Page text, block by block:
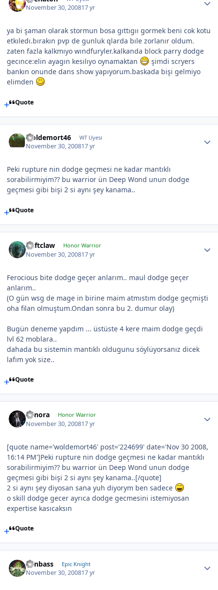
November 30, 200817 yr
ya bi şaman olarak stormun bosa gıttıgıı gormek beni cok kotu
etkıledı.bırakın pvp de gunluk qlarda bıle zorlanır oldum.
zaten fazla kalkmıyo wındfuryler.kalkanda block parry dodge
gecınce:elin ayagın kesılıyo oynamaktan
şimdi scryers
bankın onunde dans show yapıyorum.baskada bişi gelmiyo
elimden
Quote
woldemort46 WT Uyesi
November 30, 200817 yr
Peki rupture nin dodge geçmesi ne kadar mantıklı
sorabilirmiyim?? bu warrior ün Deep Wond unun dodge
geçmesi gibi bişi 2 si aynı şey kanama..
Quote
Deftclaw Honor Warrior
November 30, 200817 yr
Ferocious bite dodge geçer anlarım.. maul dodge geçer
anlarım..
(O gün wsg de mage in birine maim atmıstım dodge geçmişti
oha filan olmuştum.Ondan sonra bu 2. dumur olay)
Bugün deneme yapdım ... üstüste 4 kere maim dodge geçdi
lvl 62 moblara..
dahada bu sistemin mantıklı oldugunu söylüyorsanız dicek
lafım yok size..
Quote
Cynora Honor Warrior
November 30, 200817 yr
[quote name='woldemort46' post='224699' date='Nov 30 2008,
16:14 PM']Peki rupture nin dodge geçmesi ne kadar mantıklı
sorabilirmiyim?? bu warrior ün Deep Wond unun dodge
geçmesi gibi bişi 2 si aynı şey kanama..[/quote]
2 si aynı şey diyosan sana yuh diyorym ben sadece
o skill dodge gecer ayrıca dodge gecmesini istemiyosan
expertise kasıcaksın
Quote
Canbass Epic Knight
November 30, 200817 yr